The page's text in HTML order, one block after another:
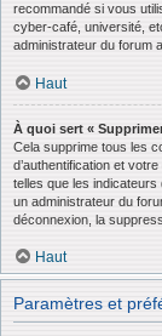
recommandé si vous
cyber-café, université,
administrateur du forum
Haut
À quoi sert «
Cela supprime tous les
d’authentification et
telles que les
un administrateur du
déconnexion, la
Haut
Paramètres et